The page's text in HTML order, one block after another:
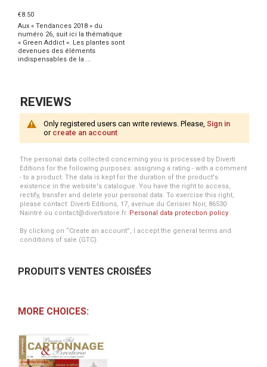
€8.50
Aux « Tendances 2018 » du
numéro 26, suit ici la thématique
« Green Addict ». Les plantes sont
devenues des éléments
indispensables de la ...
REVIEWS
Only registered users can write reviews. Please, Sign in
or create an account
The personal data collected concerning you is processed by Diverti
Editions for the following purposes: assigning a rating - with a comment
- to a product. The data is kept for the duration of the product's
existence in the website's catalogue. You have the right to access,
rectify, transfer and delete your personal data. To exercise this right,
please contact: Diverti Editions, 17, avenue du Cerisier Noir, 86530
Naintré ou contact@divertistore.fr. Personal data protection policy.
By clicking on “Create an account”, I accept the general terms and
conditions of sale (GTC).
PRODUITS VENTES CROISÉES
MORE CHOICES: